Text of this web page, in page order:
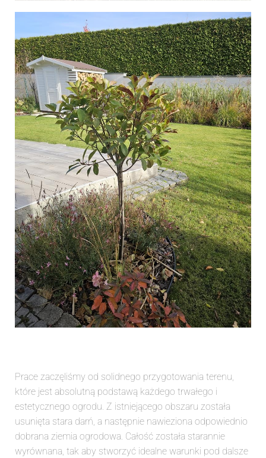
Prace zaczęliśmy od solidnego przygotowania terenu,
które jest absolutną podstawą każdego trwałego i
estetycznego ogrodu. Z istniejącego obszaru została
usunięta stara darń, a następnie nawieziona odpowiednio
dobrana ziemia ogrodowa. Całość została starannie
wyrównana, tak aby stworzyć idealne warunki pod dalsze